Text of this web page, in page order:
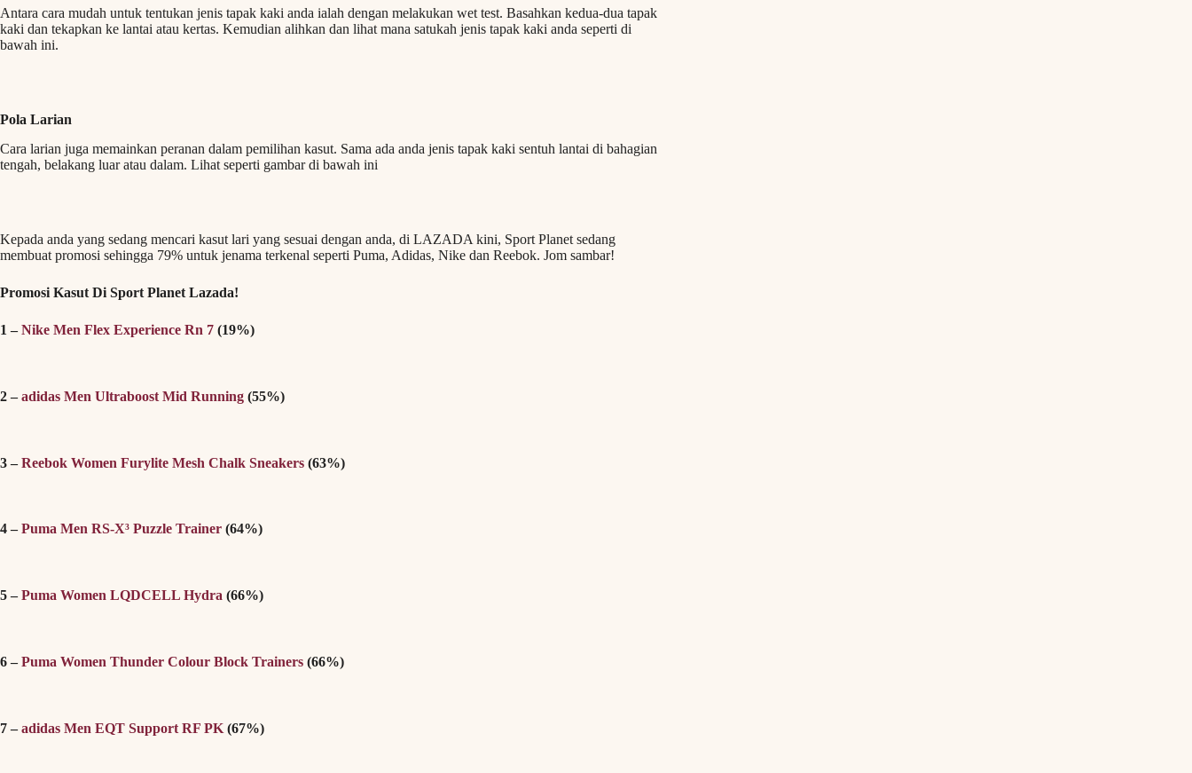
Antara cara mudah untuk tentukan jenis tapak kaki anda ialah dengan melakukan wet test. Basahkan kedua-dua tapak
kaki dan tekapkan ke lantai atau kertas. Kemudian alihkan dan lihat mana satukah jenis tapak kaki anda seperti di
bawah ini.
Pola Larian
Cara larian juga memainkan peranan dalam pemilihan kasut. Sama ada anda jenis tapak kaki sentuh lantai di bahagian
tengah, belakang luar atau dalam. Lihat seperti gambar di bawah ini
Kepada anda yang sedang mencari kasut lari yang sesuai dengan anda, di LAZADA kini, Sport Planet sedang
membuat promosi sehingga 79% untuk jenama terkenal seperti Puma, Adidas, Nike dan Reebok. Jom sambar!
Promosi Kasut Di Sport Planet Lazada!
1 –Nike Men Flex Experience Rn 7 (19%)
2 –adidas Men Ultraboost Mid Running (55%)
3 –Reebok Women Furylite Mesh Chalk Sneakers (63%)
4 –Puma Men RS-X³ Puzzle Trainer (64%)
5 –Puma Women LQDCELL Hydra (66%)
6 –Puma Women Thunder Colour Block Trainers (66%)
7 –adidas Men EQT Support RF PK (67%)